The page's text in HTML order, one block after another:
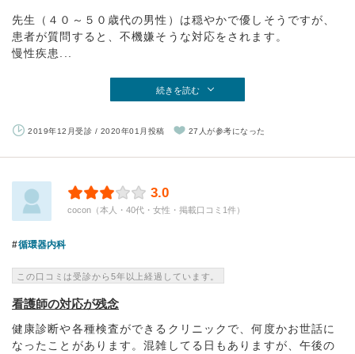
先生（４０～５０歳代の男性）は穏やかで優しそうですが、
患者が質問すると、不機嫌そうな対応をされます。
慢性疾患...
続きを読む
2019年12月受診 / 2020年01月投稿 27人が参考になった
3.0
cocon（本人・40代・女性・掲載口コミ1件）
循環器内科
この口コミは受診から5年以上経過しています。
看護師の対応が残念
健康診断や各種検査ができるクリニックで、何度かお世話に
なったことがあります。混雑してる日もありますが、午後の